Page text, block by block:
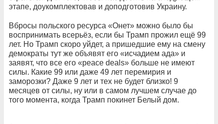
этапе, доукомплектовав и доподготовив Украину.
Вбросы польского ресурса «Онет» можно было бы
воспринимать всерьёз, если бы Трамп прожил ещё 99
лет. Но Трамп скоро уйдет, а пришедшие ему на смену
демократы тут же объявят его «исчадием ада» и
заявят, что все его «peace deals» больше не имеют
силы. Какие 99 или даже 49 лет перемирия и
заморозки? Даже 9 лет и тех не будет близко! 9
месяцев от силы, ну или в самом лучшем случае до
того момента, когда Трамп покинет Белый дом.